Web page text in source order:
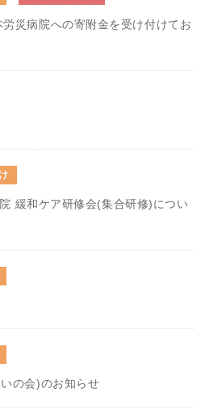
災病院への寄附金を受け付けてお
緩和ケア研修会(集合研修)につい
の会)のお知らせ